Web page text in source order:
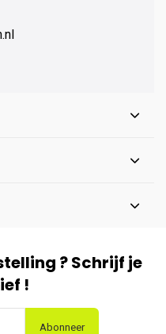
? Schrijf je
!
Abonneer